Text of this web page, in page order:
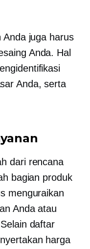
Anda juga harus
Anda. Hal
Anda, serta
dari rencana
bagian produk
menguraikan
Anda atau
daftar
harga